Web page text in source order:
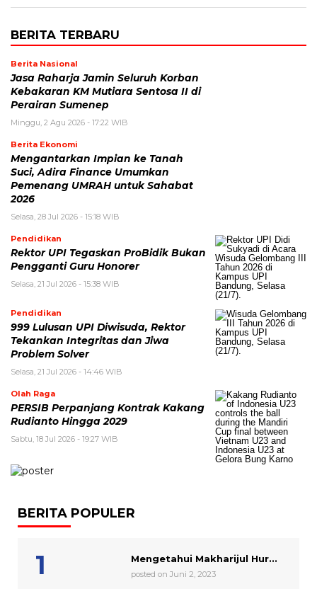
BERITA TERBARU
Berita Nasional
Jasa Raharja Jamin Seluruh Korban
Kebakaran KM Mutiara Sentosa II di
Perairan Sumenep
Minggu, 2 Agu 2026 - 17:22 WIB
Berita Ekonomi
Mengantarkan Impian ke Tanah
Suci, Adira Finance Umumkan
Pemenang UMRAH untuk Sahabat
2026
Selasa, 28 Jul 2026 - 15:18 WIB
Pendidikan
Rektor UPI Tegaskan ProBidik Bukan
Pengganti Guru Honorer
Selasa, 21 Jul 2026 - 15:38 WIB
Pendidikan
999 Lulusan UPI Diwisuda, Rektor
Tekankan Integritas dan Jiwa
Problem Solver
Selasa, 21 Jul 2026 - 14:46 WIB
Olah Raga
PERSIB Perpanjang Kontrak Kakang
Rudianto Hingga 2029
Sabtu, 18 Jul 2026 - 19:27 WIB
BERITA POPULER
Mengetahui Makharijul Hur...
posted on Juni 2, 2023